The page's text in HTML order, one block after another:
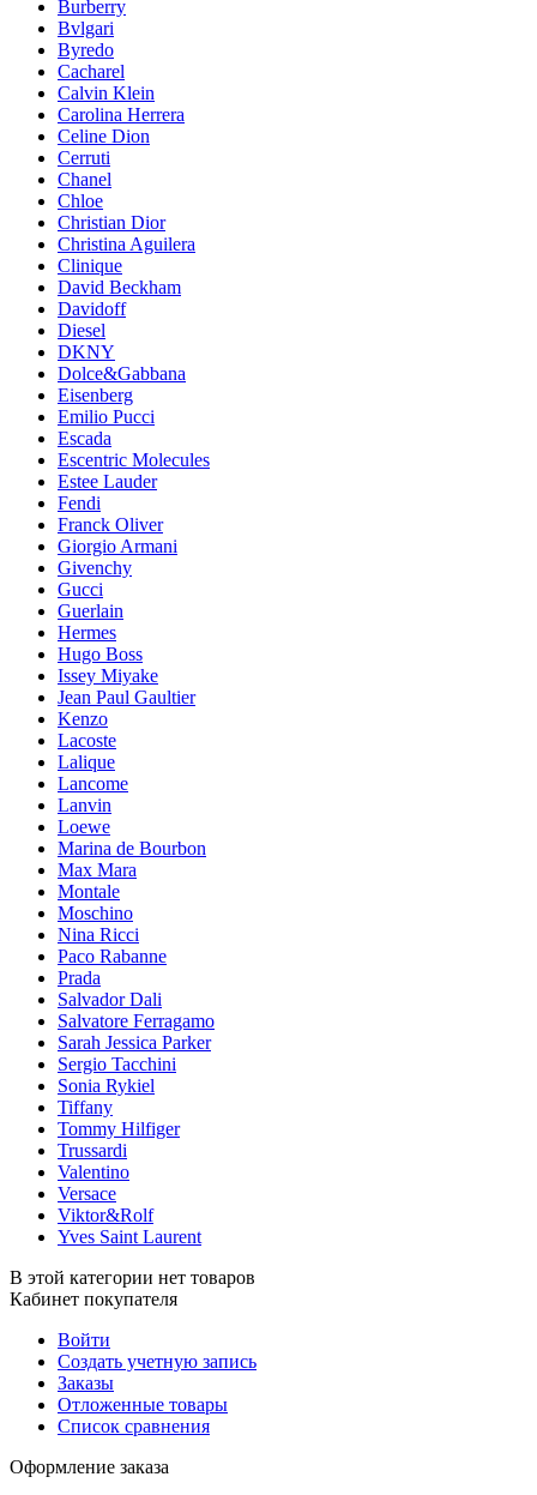
Burberry
Bvlgari
Byredo
Cacharel
Calvin Klein
Carolina Herrera
Celine Dion
Cerruti
Chanel
Chloe
Christian Dior
Christina Aguilera
Clinique
David Beckham
Davidoff
Diesel
DKNY
Dolce&Gabbana
Eisenberg
Emilio Pucci
Escada
Escentric Molecules
Estee Lauder
Fendi
Franck Oliver
Giorgio Armani
Givenchy
Gucci
Guerlain
Hermes
Hugo Boss
Issey Miyake
Jean Paul Gaultier
Kenzo
Lacoste
Lalique
Lancome
Lanvin
Loewe
Marina de Bourbon
Max Mara
Montale
Moschino
Nina Ricci
Paco Rabanne
Prada
Salvador Dali
Salvatore Ferragamo
Sarah Jessica Parker
Sergio Tacchini
Sonia Rykiel
Tiffany
Tommy Hilfiger
Trussardi
Valentino
Versace
Viktor&Rolf
Yves Saint Laurent
В этой категории нет товаров
Кабинет покупателя
Войти
Создать учетную запись
Заказы
Отложенные товары
Список сравнения
Оформление заказа